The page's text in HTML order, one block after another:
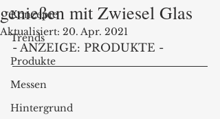
Konzepte
Trends
Produkte
Messen
Hintergrund
genießen mit Zwiesel Glas
Aktualisiert: 20. Apr. 2021
- ANZEIGE: PRODUKTE -